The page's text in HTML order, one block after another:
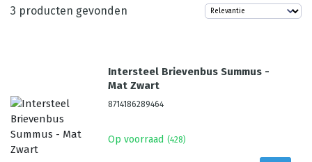
3 producten gevonden
Intersteel Brievenbus Summus -
Mat Zwart
8714186289464
Op voorraad (428)